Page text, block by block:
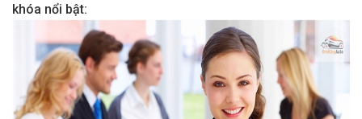
khóa nổi bật: